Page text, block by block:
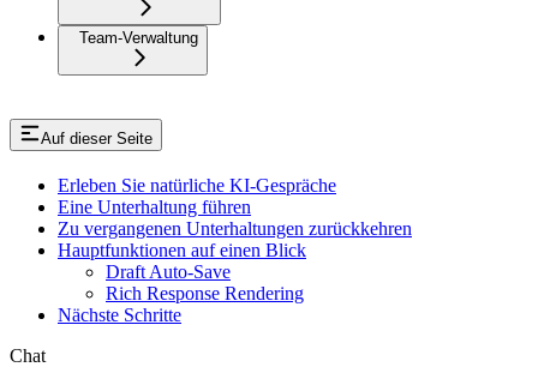
Team-Verwaltung
Auf dieser Seite
Erleben Sie natürliche KI-Gespräche
Eine Unterhaltung führen
Zu vergangenen Unterhaltungen zurückkehren
Hauptfunktionen auf einen Blick
Draft Auto-Save
Rich Response Rendering
Nächste Schritte
Chat